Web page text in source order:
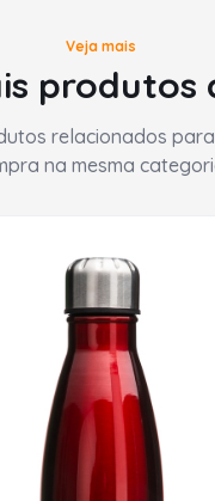
Veja mais
produtos
relacionados
na mesma